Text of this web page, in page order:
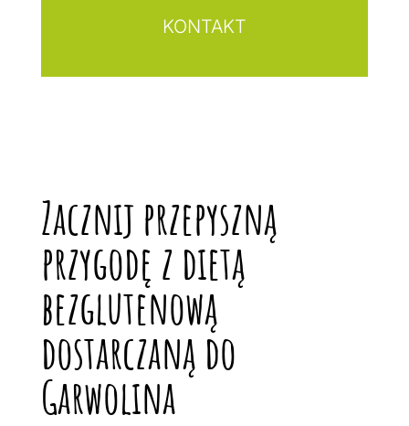
KONTAKT
Zacznij przepyszną
przygodę z dietą
bezglutenową
dostarczaną do
Garwolina